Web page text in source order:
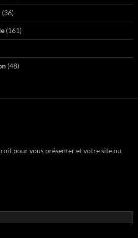
(36)
(161)
(48)
pour vous présenter et votre site ou